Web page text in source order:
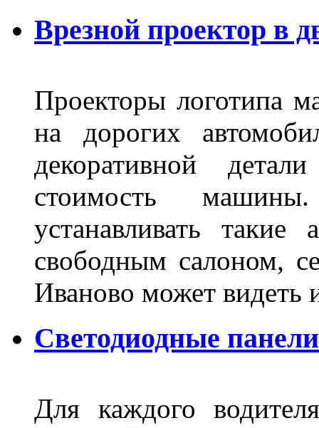
Врезной проектор в
Проекторы логотипа
на дорогих
декоративной
стоимость
устанавливать
свободным салоном,
Иваново может
Светодиодные
Для каждого